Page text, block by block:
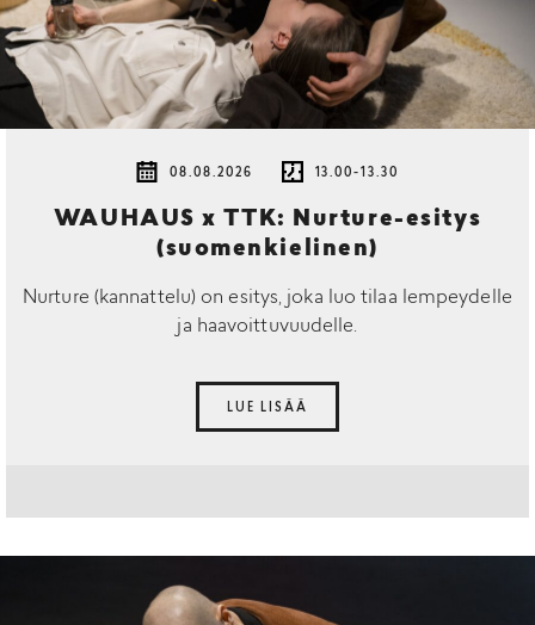
08.08.2026 13.00-13.30
WAUHAUS x TTK: Nurture-esitys
(suomenkielinen)
Nurture (kannattelu) on esitys, joka luo tilaa lempeydelle
ja haavoittuvuudelle.
LUE LISÄÄ